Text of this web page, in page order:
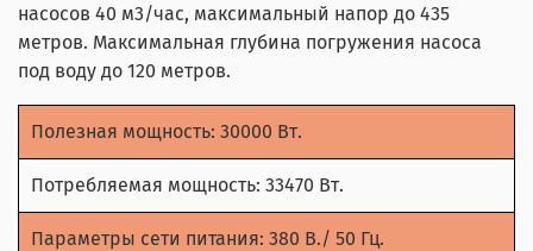
насосов 40 м3/час, максимальный напор до 435
метров. Максимальная глубина погружения насоса
под воду до 120 метров.
Полезная мощность: 30000 Вт.
Потребляемая мощность: 33470 Вт.
Параметры сети питания: 380 В./ 50 Гц.